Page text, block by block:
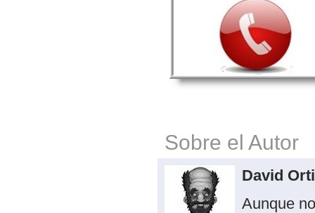
Sobre el Autor
David
Aunque